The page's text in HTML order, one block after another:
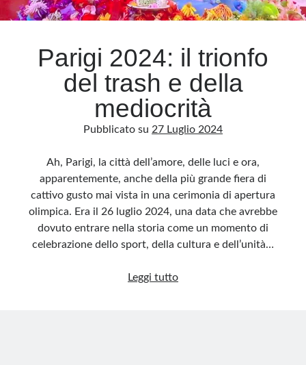
Archivio
Questo blog non rappresenta una testata giornalistica, in quanto viene aggiornato
sensi della legge n· 62 del 7.03.2001. L’autore non è responsabile di quanto
pubblicato dai lettori nei commenti ai vari post. Saranno comunque cancellati quelli
ritenuti offensivi o lesivi dell’immagine o dell’onorabilità di terzi, di genere spam,
razzisti o che contengano dati personali non conformi al rispetto delle norme sulla
privacy. Alcune immagini inserite in questo blog sono tratte da Internet e, pertanto,
immediatamente rimosse. L’autore del blog non è responsabile dei siti collegati
Parigi 2024: il trionfo
del trash e della
mediocrità
Pubblicato su 27 Luglio 2024
Ah, Parigi, la città dell’amore, delle luci e ora,
apparentemente, anche della più grande fiera di
cattivo gusto mai vista in una cerimonia di apertura
olimpica. Era il 26 luglio 2024, una data che avrebbe
dovuto entrare nella storia come un momento di
celebrazione dello sport, della cultura e dell’unità…
Leggi tuttoParigi